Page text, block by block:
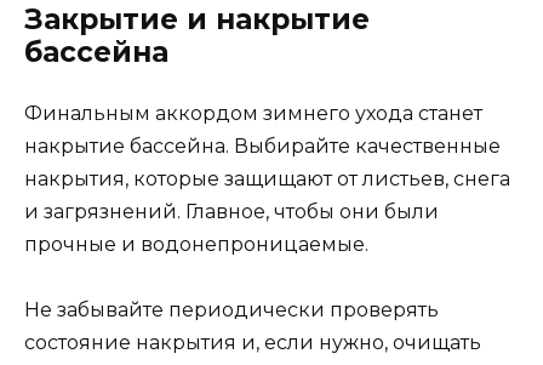
Закрытие и накрытие
бассейна
Финальным аккордом зимнего ухода станет
накрытие бассейна. Выбирайте качественные
накрытия, которые защищают от листьев, снега
и загрязнений. Главное, чтобы они были
прочные и водонепроницаемые.
Не забывайте периодически проверять
состояние накрытия и, если нужно, очищать